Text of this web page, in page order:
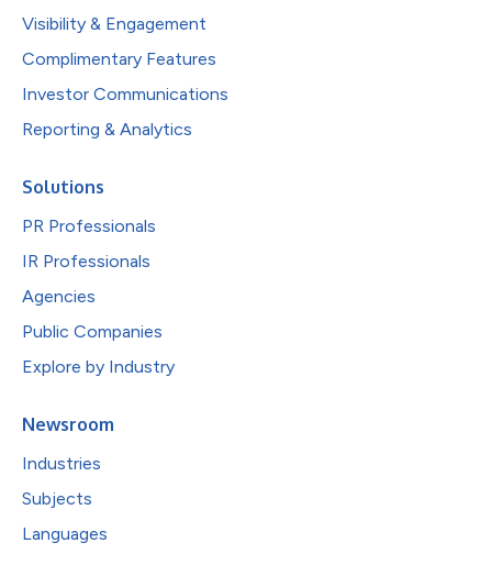
Visibility & Engagement
Complimentary Features
Investor Communications
Reporting & Analytics
Solutions
PR Professionals
IR Professionals
Agencies
Public Companies
Explore by Industry
Newsroom
Industries
Subjects
Languages